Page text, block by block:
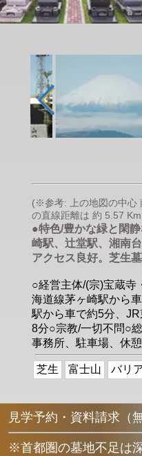
(※参考: 上の地図の中心
の直線距離は 約 5.57
●特色/豊かな緑と閑
崎駅、辻堂駅、湘南
アクセス良好。芝生
○経営主体/(宗)宝蔵寺
海道線茅ヶ崎駅から
駅から車で約5分、
8分○宗教/一切不問○
事務所、駐車場、休
芝生 富士山 バリ
見学予約・資料請求（無
※首都圏の墓地不足は